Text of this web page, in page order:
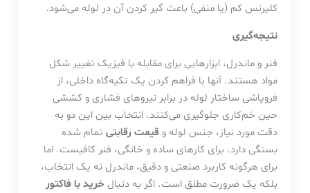
کلیرنس کم (یا منفی) باعث گیر کردن آن در لوله می‌شود.
نتیجه‌گیری
فنر و ماندرل، ابزارهایی برای مقابله با فیزیک تغییر شکل
مواد هستند. آنها با فراهم کردن یک تکیه‌گاه داخلی، از
فروپاشی ساختار لوله در برابر نیروهای فشاری و کششی
حین خم‌کاری جلوگیری می‌کنند. انتخاب بین این دو به
دقت مورد نیاز، جنس لوله و قیمت رقابتیتمام شده
بستگی دارد. برای کارهای ساده و خانگی، فنر کافیست. اما
برای هرگونه کاربرد صنعتی و دقیق، ماندرل نه یک انتخاب،
بلکه یک ضرورت مطلق است. اگر به دنبال خرید با فاکتور